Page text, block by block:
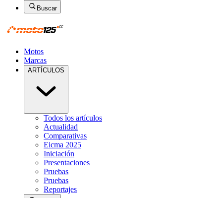
Buscar
Motos
Marcas
ARTÍCULOS
Todos los artículos
Actualidad
Comparativas
Eicma 2025
Iniciación
Presentaciones
Pruebas
Pruebas
Reportajes